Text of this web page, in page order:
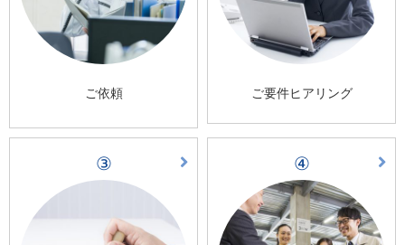
ご依頼 ご要件ヒアリング
③ ④